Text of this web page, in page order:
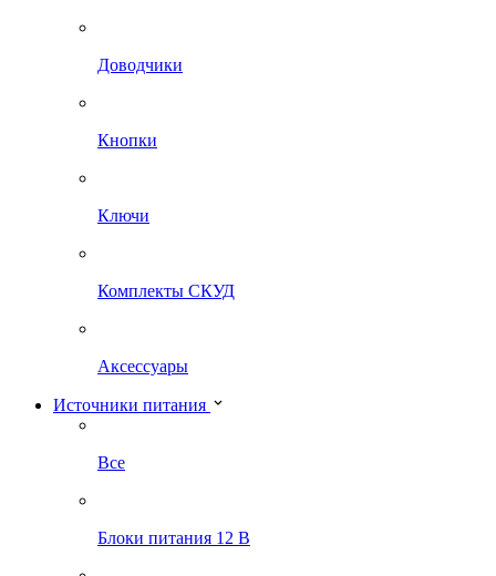
Доводчики
Кнопки
Ключи
Комплекты СКУД
Аксессуары
Источники питания
Все
Блоки питания 12 В